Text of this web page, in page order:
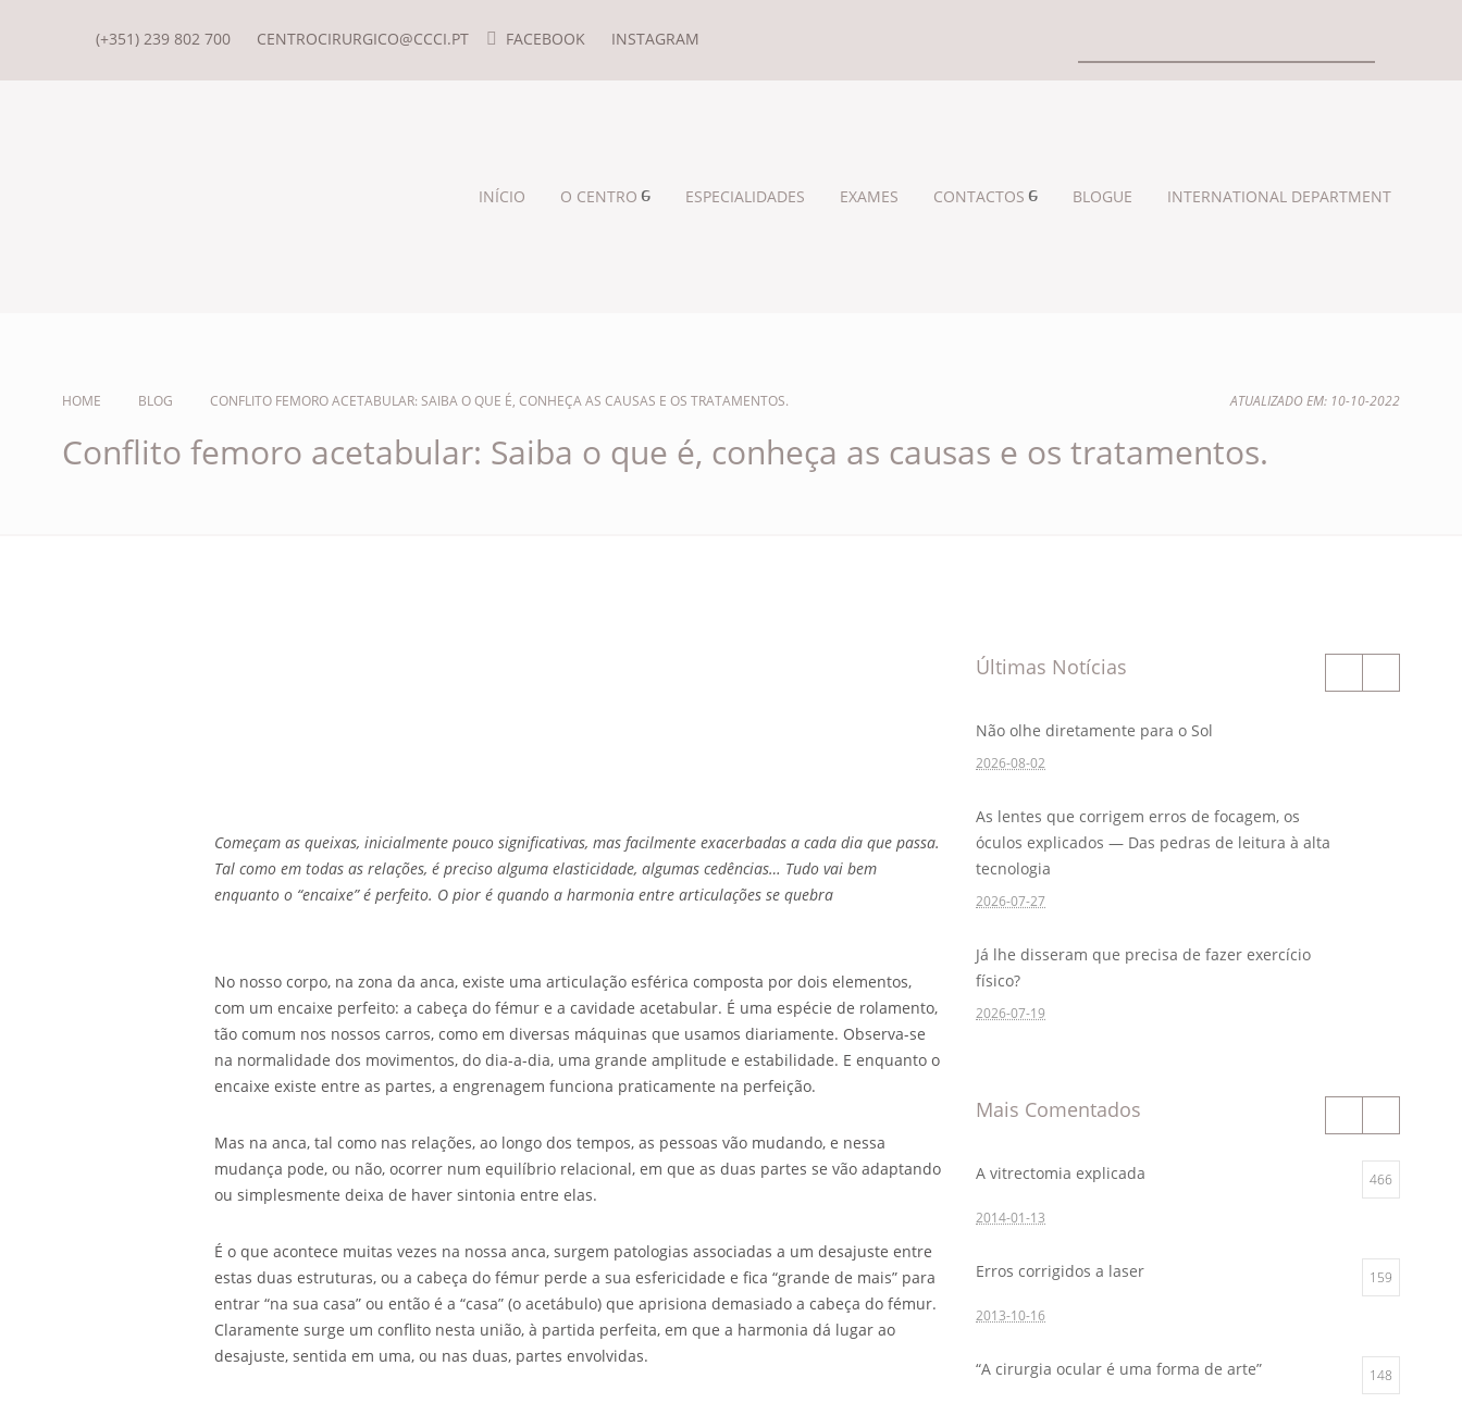
(+351) 239 802 700 CENTROCIRURGICO@CCCI.PT FACEBOOK INSTAGRAM
INÍCIO O CENTRO ESPECIALIDADES EXAMES CONTACTOS BLOGUE INTERNATIONAL DEPARTMENT
HOME BLOG CONFLITO FEMORO ACETABULAR: SAIBA O QUE É, CONHEÇA AS CAUSAS E OS TRATAMENTOS. ATUALIZADO EM: 10-10-2022
Conflito femoro acetabular: Saiba o que é, conheça as causas e os tratamentos.
Começam as queixas, inicialmente pouco significativas, mas facilmente exacerbadas a cada dia que passa.
Tal como em todas as relações, é preciso alguma elasticidade, algumas cedências… Tudo vai bem
enquanto o “encaixe” é perfeito. O pior é quando a harmonia entre articulações se quebra
No nosso corpo, na zona da anca, existe uma articulação esférica composta por dois elementos,
com um encaixe perfeito: a cabeça do fémur e a cavidade acetabular. É uma espécie de rolamento,
tão comum nos nossos carros, como em diversas máquinas que usamos diariamente. Observa-se
na normalidade dos movimentos, do dia-a-dia, uma grande amplitude e estabilidade. E enquanto o
encaixe existe entre as partes, a engrenagem funciona praticamente na perfeição.
Mas na anca, tal como nas relações, ao longo dos tempos, as pessoas vão mudando, e nessa
mudança pode, ou não, ocorrer num equilíbrio relacional, em que as duas partes se vão adaptando
ou simplesmente deixa de haver sintonia entre elas.
É o que acontece muitas vezes na nossa anca, surgem patologias associadas a um desajuste entre
estas duas estruturas, ou a cabeça do fémur perde a sua esfericidade e fica “grande de mais” para
entrar “na sua casa” ou então é a “casa” (o acetábulo) que aprisiona demasiado a cabeça do fémur.
Claramente surge um conflito nesta união, à partida perfeita, em que a harmonia dá lugar ao
desajuste, sentida em uma, ou nas duas, partes envolvidas.
Últimas Notícias
Não olhe diretamente para o Sol
2026-08-02
As lentes que corrigem erros de focagem, os
óculos explicados — Das pedras de leitura à alta
tecnologia
2026-07-27
Já lhe disseram que precisa de fazer exercício
físico?
2026-07-19
Mais Comentados
A vitrectomia explicada 466
2014-01-13
Erros corrigidos a laser 159
2013-10-16
“A cirurgia ocular é uma forma de arte” 148